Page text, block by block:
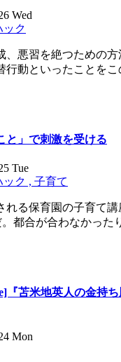
Wed
ック
、悪習を絶つための方
行動といったことを
と」で刺激を受ける
Tue
ック , 子育て
れる保育園の子育て講
。都合が合わなかった
『苫米地英人の金持
Mon